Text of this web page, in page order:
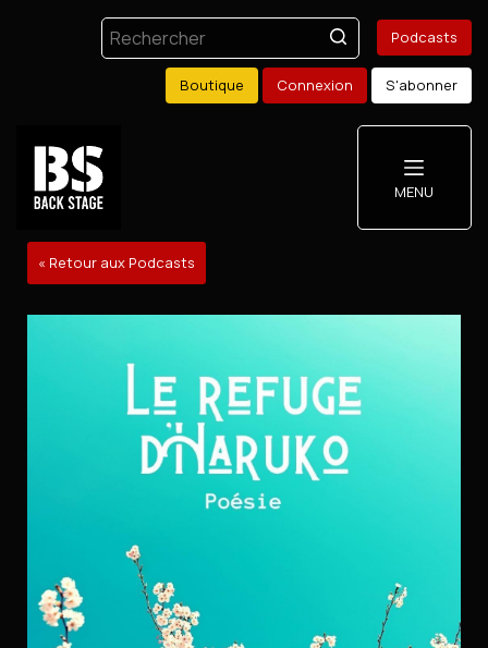
Podcasts
Installer l’application
Newsletter
Podcasts
Boutique Connexion S'abonner
MENU
« Retour aux Podcasts